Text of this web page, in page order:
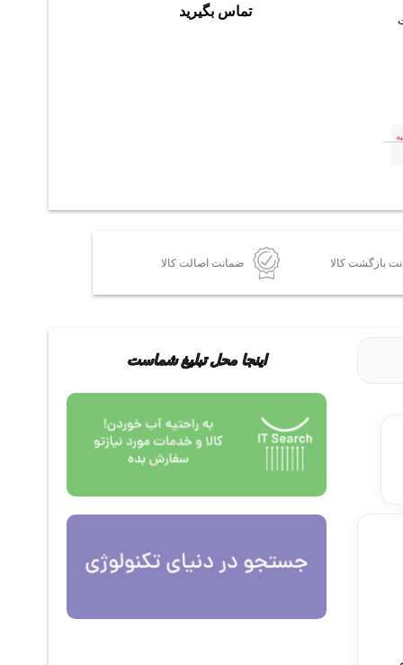
تماس بگیرید
ضمانت اصالت کالا
اینجا محل تبلیغ شماست